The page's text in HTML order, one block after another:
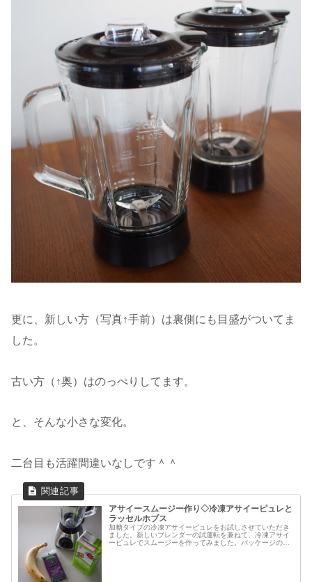
更に、新しい方（写真↑手前）は裏側にも目盛がついてま
した。
古い方（↑奥）はのっぺりしてます。
と、そんな小さな変化。
二台目も活躍間違いなしです＾＾
アサイースムージー作り◇冷凍アサイーピュレと
ラッセルホブス
加糖タイプの冷凍アサイーピュレをお試しさせていただき
ました。新しいブレンダーの試運転を兼ねて、冷凍アサイ
ーピュレでスムージーを作ってみました。パッケージの裏